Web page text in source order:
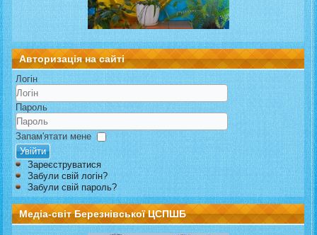
Авторизація на сайті
Логін
Пароль
Запам'ятати мене
Увійти
Зареєструватися
Забули свій логін?
Забули свій пароль?
Медіа-світ Березнівської ЦСПШБ